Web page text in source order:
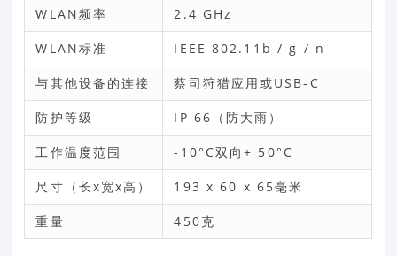
WLAN频率 2.4 GHz
WLAN标准 IEEE 802.11b / g / n
与其他设备的连接 蔡司狩猎应用或USB-C
防护等级 IP 66（防大雨）
工作温度范围 -10°C双向+ 50°C
尺寸（长x宽x高） 193 x 60 x 65毫米
重量 450克